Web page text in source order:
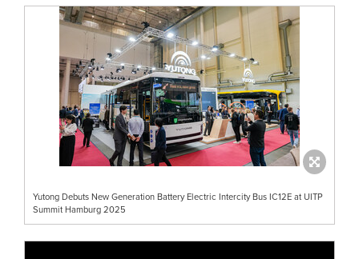
Yutong Debuts New Generation Battery Electric Intercity Bus IC12E at UITP
Summit Hamburg 2025